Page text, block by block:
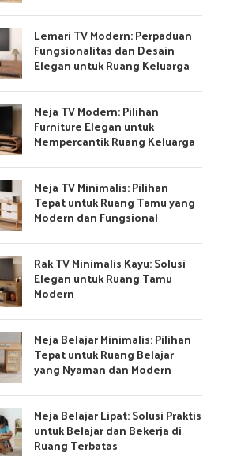
Lemari TV Modern: Perpaduan
Fungsionalitas dan Desain
Elegan untuk Ruang Keluarga
Meja TV Modern: Pilihan
Furniture Elegan untuk
Mempercantik Ruang Keluarga
Meja TV Minimalis: Pilihan
Tepat untuk Ruang Tamu yang
Modern dan Fungsional
Rak TV Minimalis Kayu: Solusi
Elegan untuk Ruang Tamu
Modern
Meja Belajar Minimalis: Pilihan
Tepat untuk Ruang Belajar
yang Nyaman dan Modern
Meja Belajar Lipat: Solusi Praktis
untuk Belajar dan Bekerja di
Ruang Terbatas